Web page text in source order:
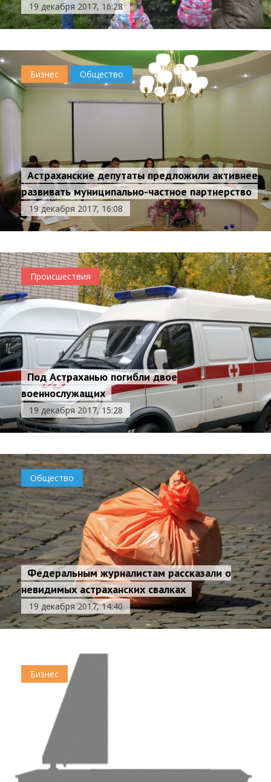
19 декабря 2017, 16:28
Бизнес Общество
Астраханские депутаты предложили активнее
развивать муниципально-частное партнерство
19 декабря 2017, 16:08
Происшествия
Под Астраханью погибли двое
военнослужащих
19 декабря 2017, 15:28
Общество
Федеральным журналистам рассказали о
невидимых астраханских свалках
19 декабря 2017, 14:40
Бизнес